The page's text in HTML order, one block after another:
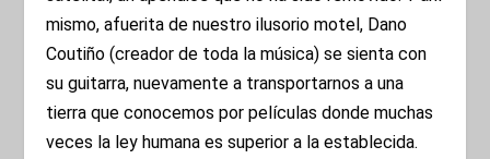
mismo, afuerita de nuestro ilusorio motel, Dano
Coutiño (creador de toda la música) se sienta con
su guitarra, nuevamente a transportarnos a una
tierra que conocemos por películas donde muchas
veces la ley humana es superior a la establecida.